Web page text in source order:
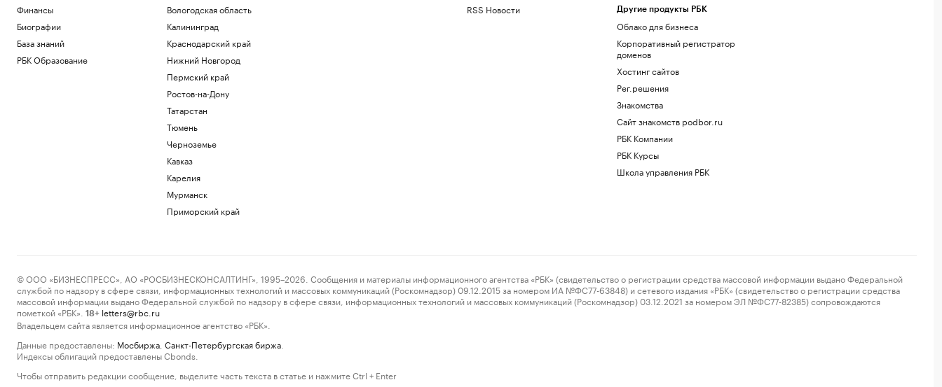
Финансы
Биографии
База знаний
РБК Образование
Вологодская область
Калининград
Краснодарский край
Нижний Новгород
Пермский край
Ростов-на-Дону
Татарстан
Тюмень
Черноземье
Кавказ
Карелия
Мурманск
Приморский край
RSS Новости Другие продукты РБК
Облако для бизнеса
Корпоративный регистратор
доменов
Хостинг сайтов
Рег.решения
Знакомства
Сайт знакомств podbor.ru
РБК Компании
РБК Курсы
Школа управления РБК
© ООО «БИЗНЕСПРЕСС», АО «РОСБИЗНЕСКОНСАЛТИНГ», 1995–2026. Сообщения и материалы информационного агентства «РБК» (свидетельство о регистрации средства массовой информации выдано Федеральной
службой по надзору в сфере связи, информационных технологий и массовых коммуникаций (Роскомнадзор) 09.12.2015 за номером ИА №ФС77-63848) и сетевого издания «РБК» (свидетельство о регистрации средства
массовой информации выдано Федеральной службой по надзору в сфере связи, информационных технологий и массовых коммуникаций (Роскомнадзор) 03.12.2021 за номером ЭЛ №ФС77-82385) сопровождаются
пометкой «РБК».
18+ letters@rbc.ru
Владельцем сайта является информационное агентство «РБК».
Данные предоставлены: Мосбиржа Санкт-Петербургская биржа
Индексы облигаций предоставлены Cbonds.
Чтобы отправить редакции сообщение, выделите часть текста в статье и нажмите Ctrl + Enter